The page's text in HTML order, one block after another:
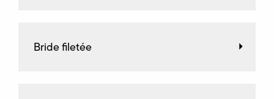
Bride filetée